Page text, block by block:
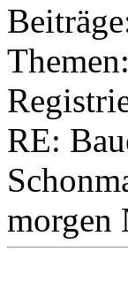
RE:
morgen